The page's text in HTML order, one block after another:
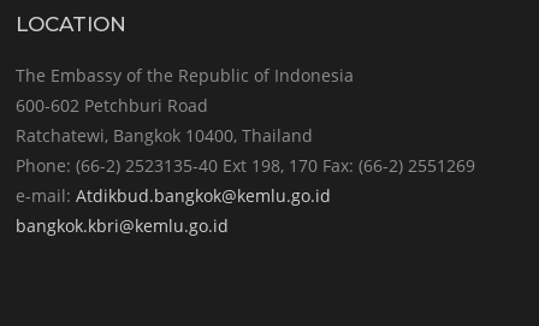
LOCATION
The Embassy of the Republic of Indonesia
600-602 Petchburi Road
Ratchatewi, Bangkok 10400, Thailand
Phone: (66-2) 2523135-40 Ext 198, 170 Fax: (66-2) 2551269
e-mail:Atdikbud.bangkok@kemlu.go.id
bangkok.kbri@kemlu.go.id